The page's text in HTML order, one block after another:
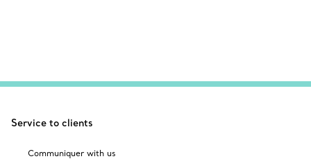
Service to clients
Communiquer with us